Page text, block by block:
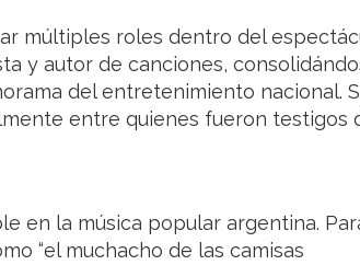
múltiples roles dentro del
y autor de canciones,
del entretenimiento nacional.
entre quienes fueron testigos
en la música popular argentina.
“el muchacho de las camisas